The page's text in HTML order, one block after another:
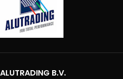
AANVRAAG
ALUTRADING B.V.